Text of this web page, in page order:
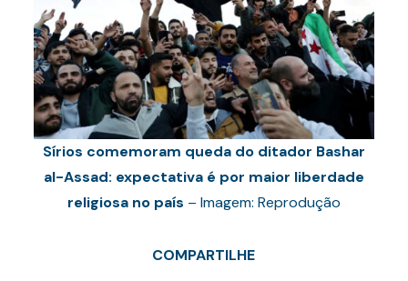
Sírios comemoram queda do ditador Bashar
al-Assad: expectativa é por maior liberdade
religiosa no país – Imagem: Reprodução
COMPARTILHE